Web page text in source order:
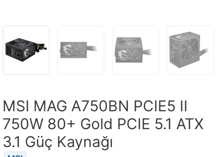
MSI MAG A750BN PCIE5 II
750W 80+ Gold PCIE 5.1 ATX
3.1 Güç Kaynağı